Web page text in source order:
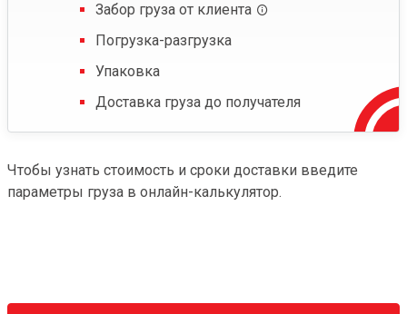
Забор груза от клиента
Погрузка-разгрузка
Упаковка
Доставка груза до получателя
Чтобы узнать стоимость и сроки доставки введите
параметры груза в онлайн-калькулятор.